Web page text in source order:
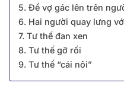
5. Để vợ gác lên trên
6. Hai người quay lưng
7. Tư thế đan xen
8. Tư thế gỡ rối
9. Tư thế “cái nôi”